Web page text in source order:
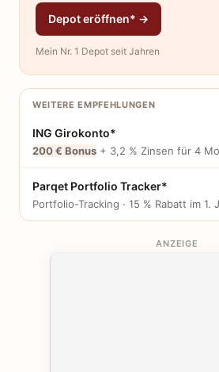
Depot eröffnen* →
Mein Nr. 1 Depot seit Jahren
WEITERE EMPFEHLUNGEN
ING Girokonto*
200 € Bonus + 3,2 % Zinsen für 4
Parqet Portfolio Tracker*
Portfolio-Tracking · 15 % Rabatt im 1.
ANZEIGE